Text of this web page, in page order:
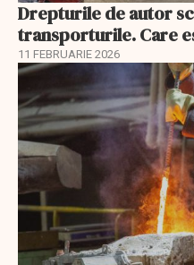
Drepturile de autor
transporturile. Care
11 FEBRUARIE 2026